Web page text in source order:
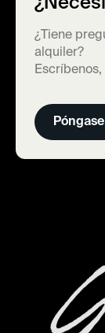
¿Tiene
alquiler?